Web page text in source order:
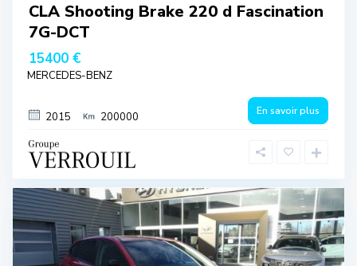
CLA Shooting Brake 220 d Fascination
7G-DCT
15400 €
MERCEDES-BENZ
2015 200000 En savoir plus